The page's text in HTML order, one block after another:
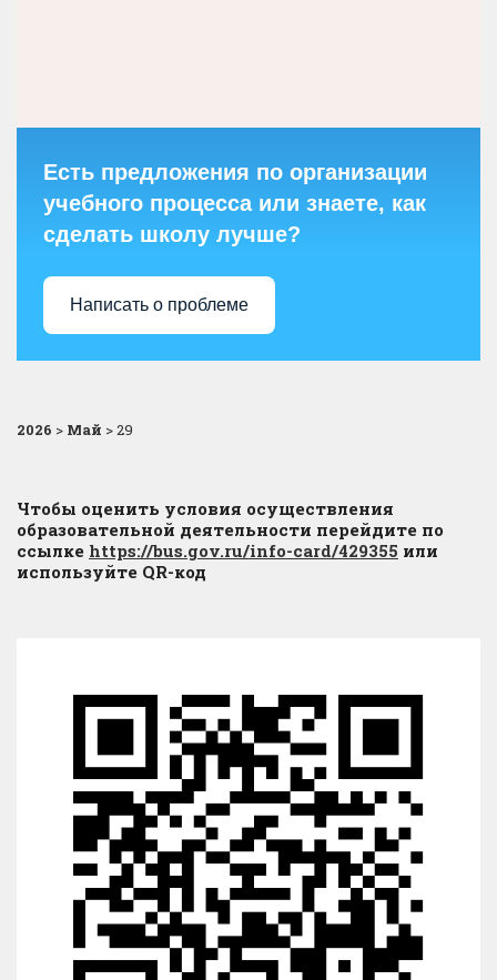
Есть предложения по организации
учебного процесса или знаете, как
сделать школу лучше?
Написать о проблеме
2026 > Май >29
Чтобы оценить условия осуществления
образовательной деятельности перейдите по
ссылке https://bus.gov.ru/info-card/429355 или
используйте QR-код